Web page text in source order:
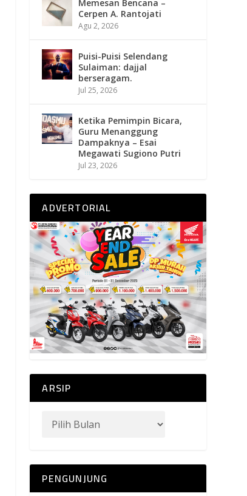
Memesan Bencana –
Cerpen A. Rantojati
Agu 2, 2026
Puisi-Puisi Selendang
Sulaiman: dajjal
berseragam.
Jul 25, 2026
Ketika Pemimpin Bicara,
Guru Menanggung
Dampaknya – Esai
Megawati Sugiono Putri
Jul 23, 2026
ADVERTORIAL
ARSIP
PENGUNJUNG